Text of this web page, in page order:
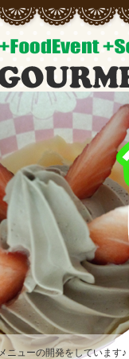
ニューの開発をしています♪